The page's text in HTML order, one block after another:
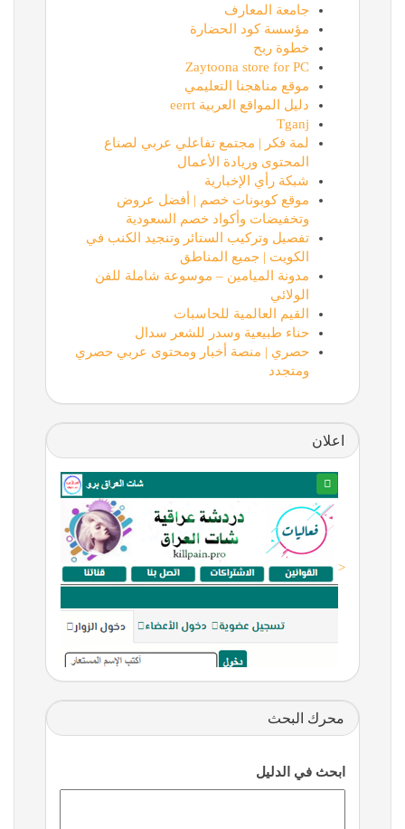
جامعة المعارف
مؤسسة كود الحضارة
خطوة ربح
Zaytoona store for PC
موقع مناهجنا التعليمي
دليل المواقع العربية eerrt
Tganj
لمة فكر | مجتمع تفاعلي عربي لصناع
المحتوى وريادة الأعمال
شبكة رأي الإخبارية
موقع كوبونات خصم | أفضل عروض
وتخفيضات وأكواد خصم السعودية
تفصيل وتركيب الستائر وتنجيد الكنب في
الكويت | جميع المناطق
مدونة الميامين – موسوعة شاملة للفن
الولائي
القيم العالمية للحاسبات
حناء طبيعية وسدر للشعر سدال
حصري | منصة أخبار ومحتوى عربي حصري
ومتجدد
اعلان
<
محرك البحث
ابحث في الدليل